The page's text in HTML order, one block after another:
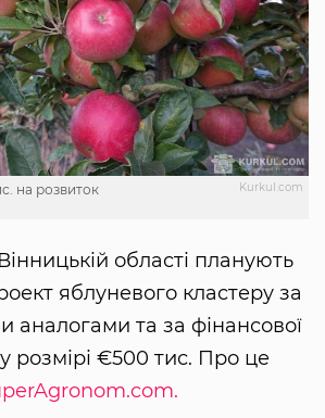
Kurkul.com
на розвиток
області планують
яблуневого кластеру за
аналогами та за фінансової
розмірі €500 тис. Про це